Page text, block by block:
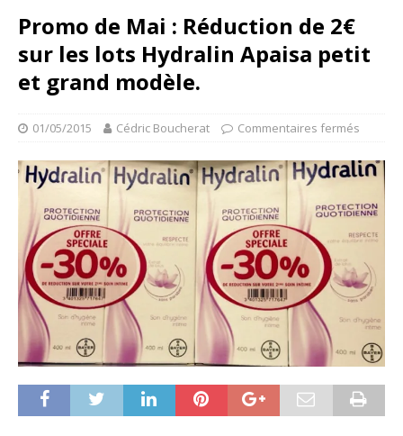
Promo de Mai : Réduction de 2€
sur les lots Hydralin Apaisa petit
et grand modèle.
01/05/2015 Cédric Boucherat Commentaires fermés